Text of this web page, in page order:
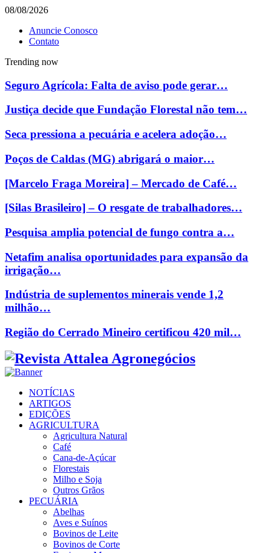
08/08/2026
Anuncie Conosco
Contato
Trending now
Seguro Agrícola: Falta de aviso pode gerar…
Justiça decide que Fundação Florestal não tem…
Seca pressiona a pecuária e acelera adoção…
Poços de Caldas (MG) abrigará o maior…
[Marcelo Fraga Moreira] – Mercado de Café…
[Silas Brasileiro] – O resgate de trabalhadores…
Pesquisa amplia potencial de fungo contra a…
Netafim analisa oportunidades para expansão da
irrigação…
Indústria de suplementos minerais vende 1,2
milhão…
Região do Cerrado Mineiro certificou 420 mil…
Facebook
Twitter
Instagram
Linkedin
Youtube
Email
NOTÍCIAS
ARTIGOS
EDIÇÕES
AGRICULTURA
Agricultura Natural
Café
Cana-de-Açúcar
Florestais
Milho e Soja
Outros Grãos
PECUÁRIA
Abelhas
Aves e Suínos
Bovinos de Leite
Bovinos de Corte